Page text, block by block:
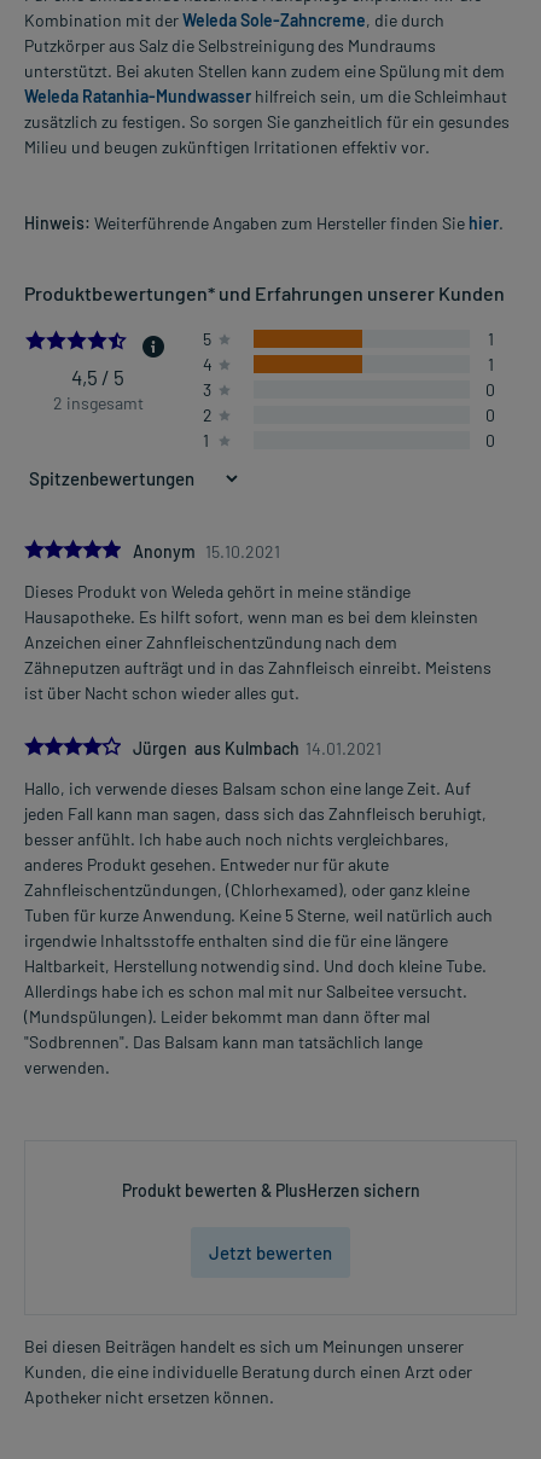
Kombination mit derWeleda Sole-Zahncreme, die durch
Putzkörper aus Salz die Selbstreinigung des Mundraums
unterstützt. Bei akuten Stellen kann zudem eine Spülung mit dem
Weleda Ratanhia-Mundwasser hilfreich sein, um die Schleimhaut
zusätzlich zu festigen. So sorgen Sie ganzheitlich für ein gesundes
Milieu und beugen zukünftigen Irritationen effektiv vor.
Hinweis: Weiterführende Angaben zum Hersteller finden Sie hier.
Produktbewertungen* und Erfahrungen unserer Kunden
4.5
4,5 / 5
2 insgesamt
5
1
4
1
3
0
2
0
1
0
5.0Anonym 15.10.2021
Dieses Produkt von Weleda gehört in meine ständige
Hausapotheke. Es hilft sofort, wenn man es bei dem kleinsten
Anzeichen einer Zahnfleischentzündung nach dem
Zähneputzen aufträgt und in das Zahnfleisch einreibt. Meistens
ist über Nacht schon wieder alles gut.
4.0
Jürgen aus Kulmbach 14.01.2021
Hallo, ich verwende dieses Balsam schon eine lange Zeit. Auf
jeden Fall kann man sagen, dass sich das Zahnfleisch beruhigt,
besser anfühlt. Ich habe auch noch nichts vergleichbares,
anderes Produkt gesehen. Entweder nur für akute
Zahnfleischentzündungen, (Chlorhexamed), oder ganz kleine
Tuben für kurze Anwendung. Keine 5 Sterne, weil natürlich auch
irgendwie Inhaltsstoffe enthalten sind die für eine längere
Haltbarkeit, Herstellung notwendig sind. Und doch kleine Tube.
Allerdings habe ich es schon mal mit nur Salbeitee versucht.
(Mundspülungen). Leider bekommt man dann öfter mal
"Sodbrennen". Das Balsam kann man tatsächlich lange
verwenden.
Produkt bewerten & PlusHerzen sichern
Jetzt bewerten
Bei diesen Beiträgen handelt es sich um Meinungen unserer
Kunden, die eine individuelle Beratung durch einen Arzt oder
Apotheker nicht ersetzen können.